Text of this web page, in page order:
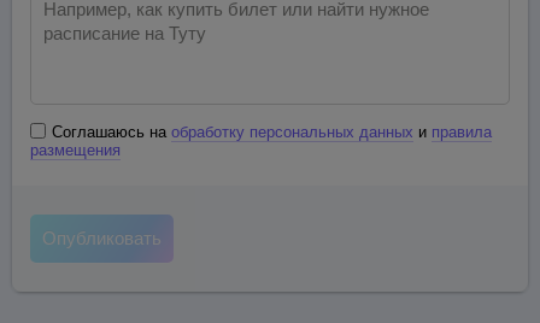
Соглашаюсь на обработку персональных данных и правила
размещения